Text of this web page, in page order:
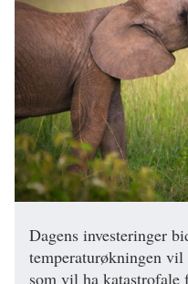
Dagens investeringer
temperaturøkningen vil
som vil ha katastrofale